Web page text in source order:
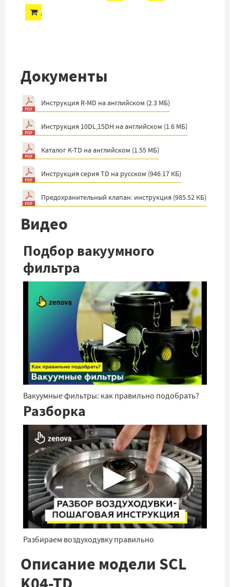
ДОБАВИТЬ
Документы
Инструкция R-MD на английском (2.3 МБ)
Инструкция 10DL,15DH на английском (1.6 МБ)
Каталог K-TD на английском (1.55 МБ)
Инструкция серия TD на русском (946.17 КБ)
Предохранительный клапан: инструкция (985.52 КБ)
Видео
Подбор вакуумного
фильтра
▶
Вакуумные фильтры: как правильно подобрать?
Разборка
▶
Разбираем воздуходувку правильно
Описание модели SCL